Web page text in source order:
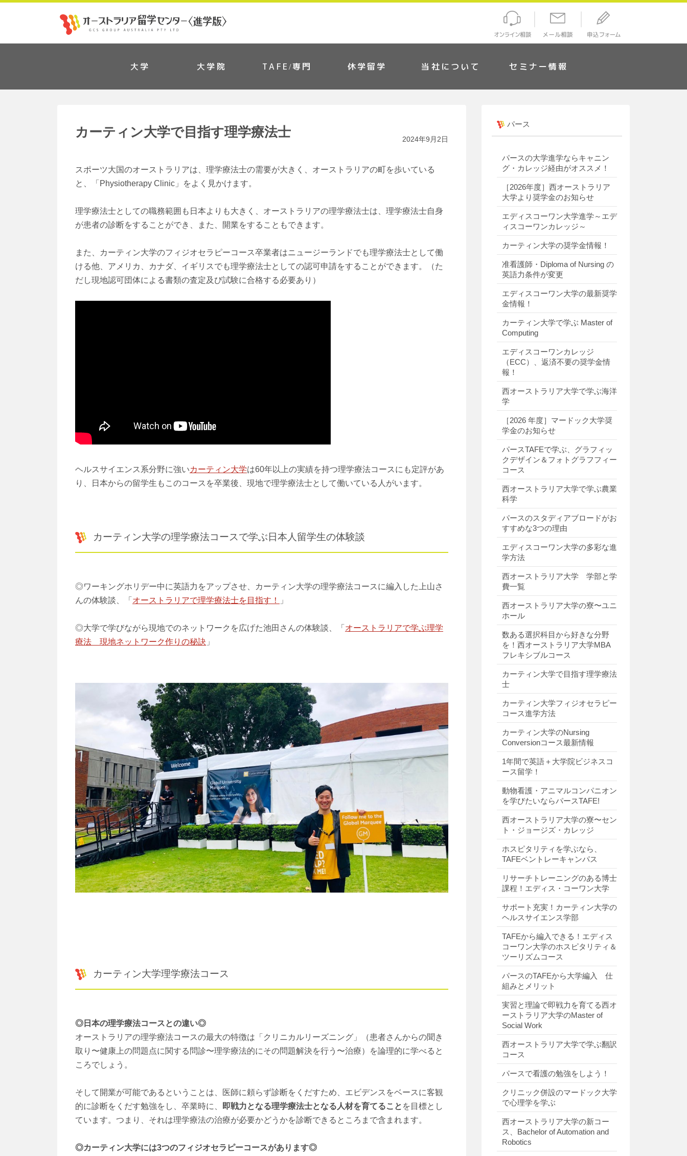
大学 大学院 TAFE/専門 休学留学 当社について セミナー情報
カーティン大学で目指す理学療法士 2024年9月2日
スポーツ大国のオーストラリアは、理学療法士の需要が大きく、オーストラリアの町を歩いている
と、「Physiotherapy Clinic」をよく見かけます。
理学療法士としての職務範囲も日本よりも大きく、オーストラリアの理学療法士は、理学療法士自身
が患者の診断をすることができ、また、開業をすることもできます。
また、カーティン大学のフィジオセラピーコース卒業者はニュージーランドでも理学療法士として働
ける他、アメリカ、カナダ、イギリスでも理学療法士としての認可申請をすることができます。（た
だし現地認可団体による書類の査定及び試験に合格する必要あり）
ヘルスサイエンス系分野に強いカーティン大学は60年以上の実績を持つ理学療法コースにも定評があ
り、日本からの留学生もこのコースを卒業後、現地で理学療法士として働いている人がいます。
カーティン大学の理学療法コースで学ぶ日本人留学生の体験談
◎ワーキングホリデー中に英語力をアップさせ、カーティン大学の理学療法コースに編入した上山さ
んの体験談、「 オーストラリアで理学療法士を目指す！ 」
◎大学で学びながら現地でのネットワークを広げた池田さんの体験談、「 オーストラリアで学ぶ理学
療法 現地ネットワーク作りの秘訣 」
カーティン大学理学療法コース
◎日本の理学療法コースとの違い◎
オーストラリアの理学療法コースの最大の特徴は「クリニカルリーズニング」（患者さんからの聞き
取り〜健康上の問題点に関する問診〜理学療法的にその問題解決を行う〜治療）を論理的に学べると
ころでしょう。
そして開業が可能であるということは、医師に頼らず診断をくだすため、エビデンスをベースに客観
的に診断をくだす勉強をし、卒業時に、
即戦力となる理学療法士となる人材を育てること を目標とし
ています。つまり、それは理学療法の治療が必要かどうかを診断できるところまで含まれます。
◎カーティン大学には3つのフィジオセラピーコースがあります◎
パース
パースの大学進学ならキャニン
グ・カレッジ経由がオススメ！
［2026年度］西オーストラリア
大学より奨学金のお知らせ
エディスコーワン大学進学～エデ
ィスコーワンカレッジ～
カーティン大学の奨学金情報！
准看護師・Diploma of Nursing の
英語力条件が変更
エディスコーワン大学の最新奨学
金情報！
カーティン大学で学ぶ Master of
Computing
エディスコーワンカレッジ
（ECC）、返済不要の奨学金情
報！
西オーストラリア大学で学ぶ海洋
学
［2026 年度］マードック大学奨
学金のお知らせ
パースTAFEで学ぶ、グラフィッ
クデザイン＆フォトグラフフィー
コース
西オーストラリア大学で学ぶ農業
科学
パースのスタディアブロードがお
すすめな3つの理由
エディスコーワン大学の多彩な進
学方法
西オーストラリア大学 学部と学
費一覧
西オーストラリア大学の寮〜ユニ
ホール
数ある選択科目から好きな分野
を！西オーストラリア大学MBA
フレキシブルコース
カーティン大学で目指す理学療法
士
カーティン大学フィジオセラピー
コース進学方法
カーティン大学のNursing
Conversionコース最新情報
1年間で英語＋大学院ビジネスコ
ース留学！
動物看護・アニマルコンパニオン
を学びたいならパースTAFE!
西オーストラリア大学の寮〜セン
ト・ジョージズ・カレッジ
ホスピタリティを学ぶなら、
TAFEベントレーキャンパス
リサーチトレーニングのある博士
課程！エディス・コーワン大学
サポート充実！カーティン大学の
ヘルスサイエンス学部
TAFEから編入できる！エディス
コーワン大学のホスピタリティ＆
ツーリズムコース
パースのTAFEから大学編入 仕
組みとメリット
実習と理論で即戦力を育てる西オ
ーストラリア大学のMaster of
Social Work
西オーストラリア大学で学ぶ翻訳
コース
パースで看護の勉強をしよう！
クリニック併設のマードック大学
で心理学を学ぶ
西オーストラリア大学の新コー
ス、Bachelor of Automation and
Robotics